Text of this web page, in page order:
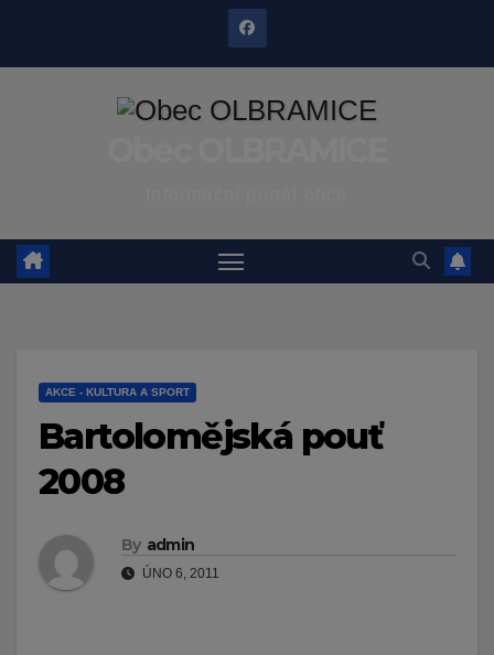
AKCE - KULTURA A SPORT
Bartolomějská pouť
2008
By admin
ÚNO 6, 2011